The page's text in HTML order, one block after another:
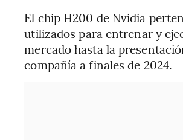
El chip H200 de Nvidia
utilizados para entrenar y
mercado hasta la
compañía a finales de 2024.